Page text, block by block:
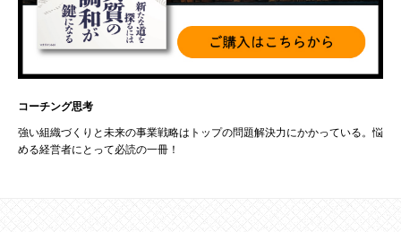
コーチング思考
強い組織づくりと未来の事業戦略はトップの問題解決力にかかっている。悩
める経営者にとって必読の一冊！